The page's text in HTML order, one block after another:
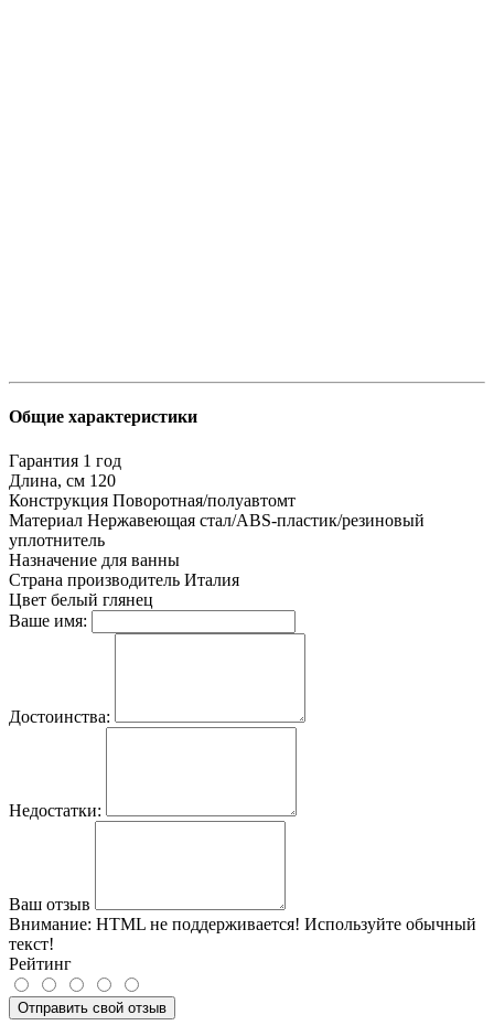
Общие характеристики
Гарантия 1 год
Длина, см 120
Конструкция Поворотная/полуавтомт
Материал Нержавеющая стал/ABS-пластик/резиновый
уплотнитель
Назначение для ванны
Страна производитель Италия
Цвет белый глянец
Ваше имя:
Достоинства:
Недостатки:
Ваш отзыв
Внимание: HTML не поддерживается! Используйте обычный
текст!
Рейтинг
Отправить свой отзыв